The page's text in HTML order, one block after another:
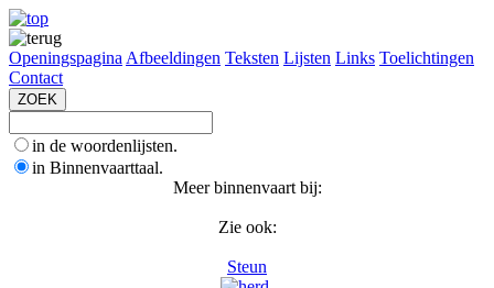
Openingspagina Afbeeldingen Teksten Lijsten Links Toelichtingen
Contact
in de woordenlijsten.
in Binnenvaarttaal.
Meer binnenvaart bij:
Zie ook:
Steun